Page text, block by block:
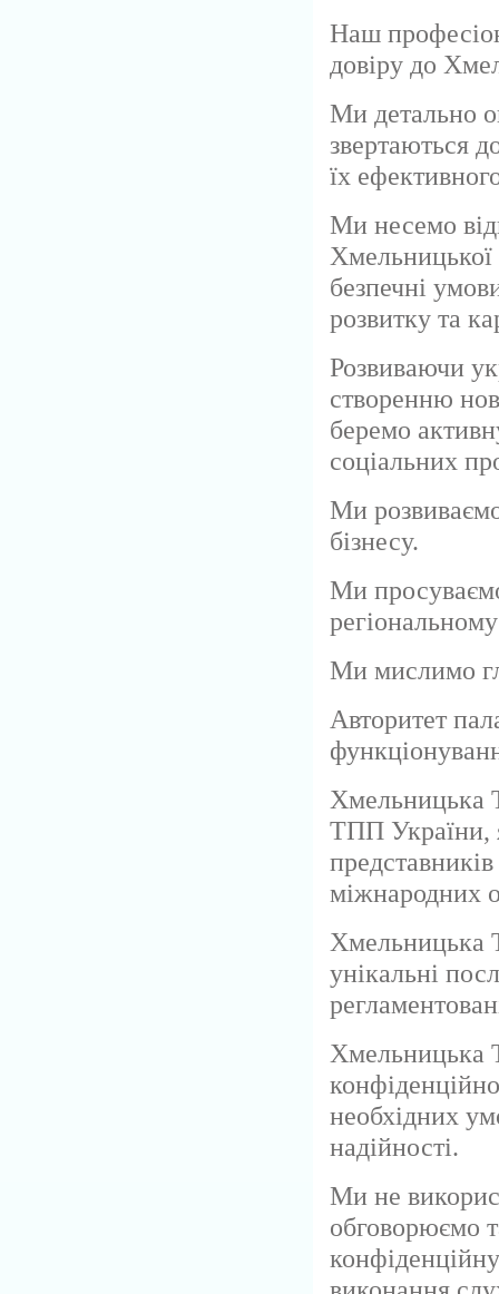
Наш
довіру до
Ми детально
звертаються
їх
Ми несемо
безпечні
розвитку та
Розвиваючи
створенню
беремо
соціальних
Ми
бізнесу.
Ми
регіональному
Ми мислимо
Авторитет
Хмельницька
ТПП України,
міжнародних
Хмельницька
унікальні
Хмельницька
необхідних
надійності.
Ми не
обговорюємо